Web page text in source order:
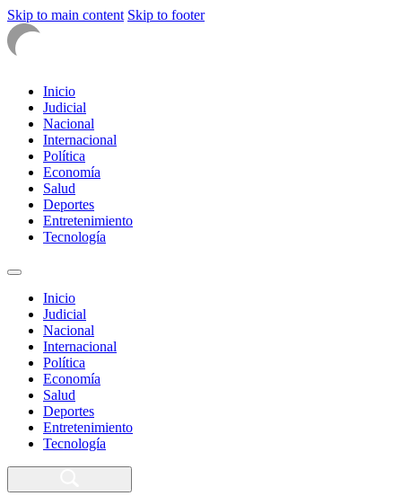
Skip to main content Skip to footer
Inicio
Judicial
Nacional
Internacional
Política
Economía
Salud
Deportes
Entretenimiento
Tecnología
Inicio
Judicial
Nacional
Internacional
Política
Economía
Salud
Deportes
Entretenimiento
Tecnología